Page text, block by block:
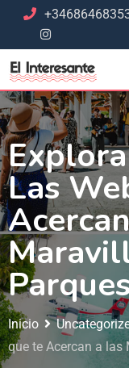
Las
Inicio
que te Acercan a las